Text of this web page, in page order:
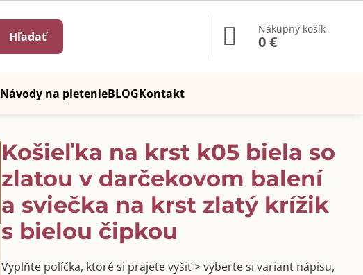
Hľadať
Nákupný košík
0 €
Návody na pletenieBLOGKontakt
Košieľka na krst k05 biela so
zlatou v darčekovom balení
a sviečka na krst zlatý krížik
s bielou čipkou
Vyplňte políčka, ktoré si prajete vyšiť > vyberte si variant nápisu,